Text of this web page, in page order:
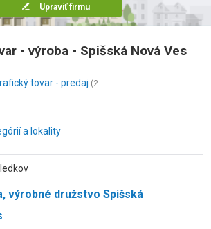
Upraviť firmu
- výroba - Spišská Nová Ves
tovar - predaj (2
a lokality
výrobné družstvo Spišská